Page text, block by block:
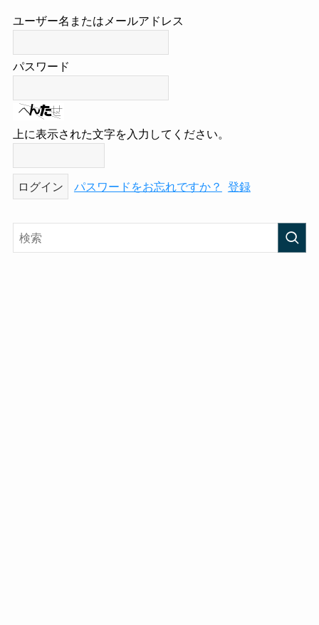
ユーザー名またはメールアドレス
パスワード
上に表示された文字を入力してください。
パスワードをお忘れですか？ 登録